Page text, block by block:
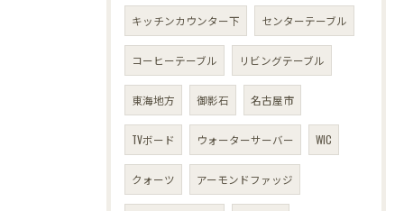
キッチンカウンター下 センターテーブル
コーヒーテーブル リビングテーブル
東海地方 御影石 名古屋市
TVボード ウォーターサーバー WIC
クォーツ アーモンドファッジ